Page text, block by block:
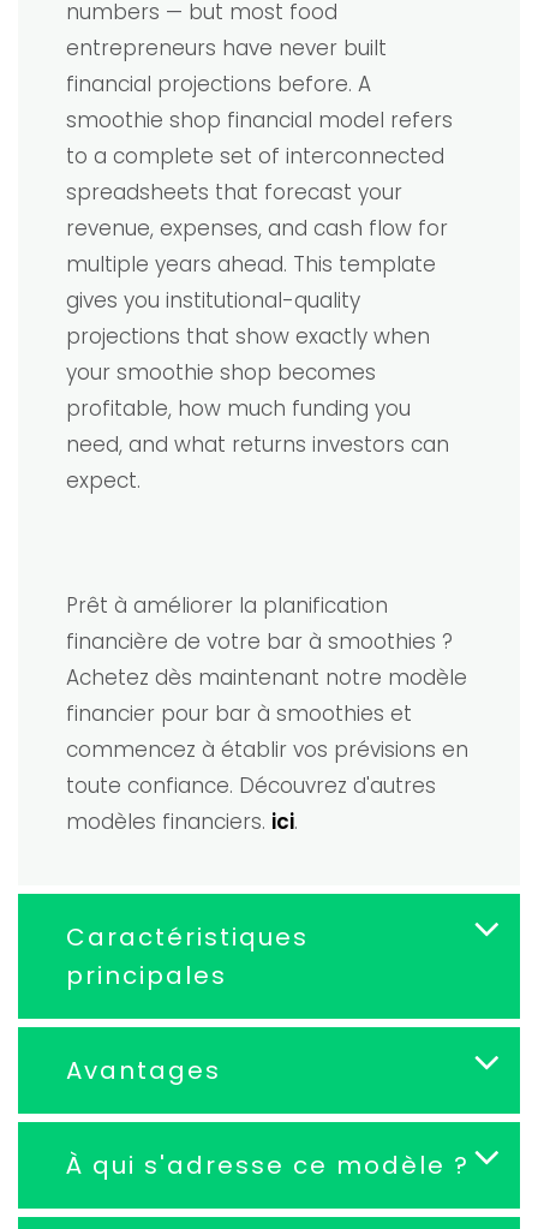
numbers — but most food
entrepreneurs have never built
financial projections before. A
smoothie shop financial model refers
to a complete set of interconnected
spreadsheets that forecast your
revenue, expenses, and cash flow for
multiple years ahead. This template
gives you institutional-quality
projections that show exactly when
your smoothie shop becomes
profitable, how much funding you
need, and what returns investors can
expect.
Prêt à améliorer la planification
financière de votre bar à smoothies ?
Achetez dès maintenant notre modèle
financier pour bar à smoothies et
commencez à établir vos prévisions en
toute confiance. Découvrez d'autres
modèles financiers. ici.
Caractéristiques
principales
Avantages
À qui s'adresse ce modèle ?